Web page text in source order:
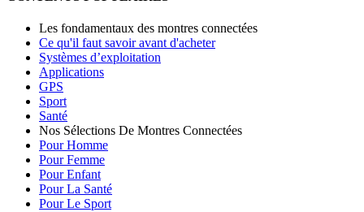
Les fondamentaux des montres connectées
Ce qu'il faut savoir avant d'acheter
Systèmes d’exploitation
Applications
GPS
Sport
Santé
Nos Sélections De Montres Connectées
Pour Homme
Pour Femme
Pour Enfant
Pour La Santé
Pour Le Sport